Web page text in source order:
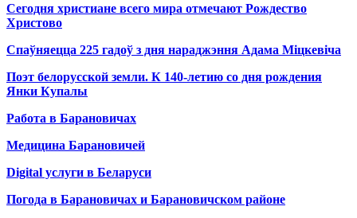
Сегодня христиане всего мира отмечают Рождество
Христово
Спаўняецца 225 гадоў з дня нараджэння Адама Міцкевіча
Поэт белорусской земли. К 140-летию со дня рождения
Янки Купалы
Работа в Барановичах
Медицина Барановичей
Digital услуги в Беларуси
Погода в Барановичах и Барановичском районе